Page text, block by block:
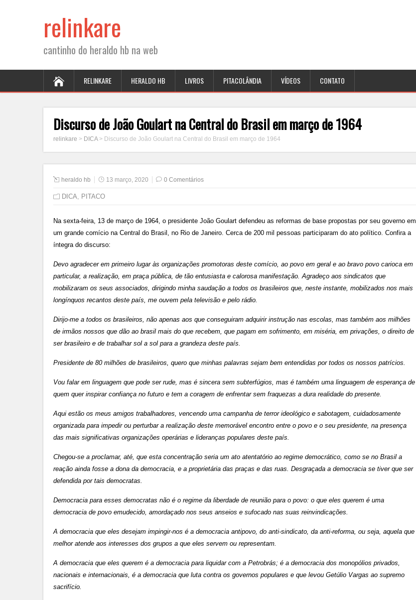
relinkare
cantinho do heraldo hb na web
RELINKARE HERALDO HB LIVROS PITACOLÂNDIA VÍDEOS CONTATO
Discurso de João Goulart na Central do Brasil em março de 1964
relinkare > DICA> Discurso de João Goulart na Central do Brasil em março de 1964
heraldo hb 13 março, 2020 0 Comentários
DICA, PITACO
Na sexta-feira, 13 de março de 1964, o presidente João Goulart defendeu as reformas de base propostas por seu governo em
um grande comício na Central do Brasil, no Rio de Janeiro. Cerca de 200 mil pessoas participaram do ato político. Confira a
íntegra do discurso:
Devo agradecer em primeiro lugar às organizações promotoras deste comício, ao povo em geral e ao bravo povo carioca em
particular, a realização, em praça pública, de tão entusiasta e calorosa manifestação. Agradeço aos sindicatos que
mobilizaram os seus associados, dirigindo minha saudação a todos os brasileiros que, neste instante, mobilizados nos mais
longínquos recantos deste país, me ouvem pela televisão e pelo rádio.
Dirijo-me a todos os brasileiros, não apenas aos que conseguiram adquirir instrução nas escolas, mas também aos milhões
de irmãos nossos que dão ao brasil mais do que recebem, que pagam em sofrimento, em miséria, em privações, o direito de
ser brasileiro e de trabalhar sol a sol para a grandeza deste país.
Presidente de 80 milhões de brasileiros, quero que minhas palavras sejam bem entendidas por todos os nossos patrícios.
Vou falar em linguagem que pode ser rude, mas é sincera sem subterfúgios, mas é também uma linguagem de esperança de
quem quer inspirar confiança no futuro e tem a coragem de enfrentar sem fraquezas a dura realidade do presente.
Aqui estão os meus amigos trabalhadores, vencendo uma campanha de terror ideológico e sabotagem, cuidadosamente
organizada para impedir ou perturbar a realização deste memorável encontro entre o povo e o seu presidente, na presença
das mais significativas organizações operárias e lideranças populares deste país.
Chegou-se a proclamar, até, que esta concentração seria um ato atentatório ao regime democrático, como se no Brasil a
reação ainda fosse a dona da democracia, e a proprietária das praças e das ruas. Desgraçada a democracia se tiver que ser
defendida por tais democratas.
Democracia para esses democratas não é o regime da liberdade de reunião para o povo: o que eles querem é uma
democracia de povo emudecido, amordaçado nos seus anseios e sufocado nas suas reinvindicações.
A democracia que eles desejam impingir-nos é a democracia antipovo, do anti-sindicato, da anti-reforma, ou seja, aquela que
melhor atende aos interesses dos grupos a que eles servem ou representam.
A democracia que eles querem é a democracia para liquidar com a Petrobrás; é a democracia dos monopólios privados,
nacionais e internacionais, é a democracia que luta contra os governos populares e que levou Getúlio Vargas ao supremo
sacrifício.